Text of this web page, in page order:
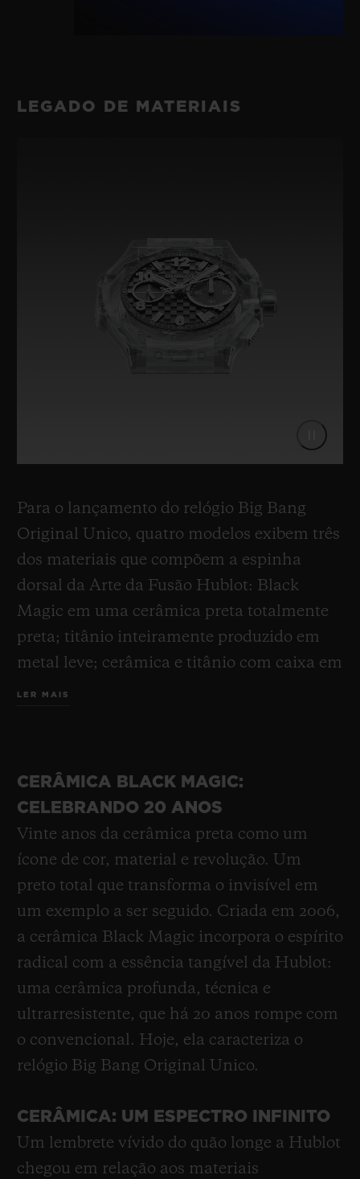
LEGADO DE MATERIAIS
Para o lançamento do relógio Big Bang
Original Unico, quatro modelos exibem três
dos materiais que compõem a espinha
dorsal da Arte da Fusão Hublot: Black
Magic em uma cerâmica preta totalmente
preta; titânio inteiramente produzido em
metal leve; cerâmica e titânio com caixa em
titânio e bisel em cerâmica preta; cerâmica
preto. Juntos, eles contam uma história:
vinte anos de pesquisa, fusão e trabalho
artesanal combinados em um ícone.
LER MAIS
CERÂMICA BLACK MAGIC:
CELEBRANDO 20 ANOS
Vinte anos da cerâmica preta como um
ícone de cor, material e revolução. Um
preto total que transforma o invisível em
um exemplo a ser seguido. Criada em 2006,
a cerâmica Black Magic incorpora o espírito
radical com a essência tangível da Hublot:
uma cerâmica profunda, técnica e
ultrarresistente, que há 20 anos rompe com
o convencional. Hoje, ela caracteriza o
relógio Big Bang Original Unico.
CERÂMICA: UM ESPECTRO INFINITO
Um lembrete vívido do quão longe a Hublot
chegou em relação aos materiais